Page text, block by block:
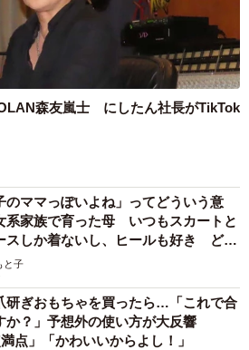
～7：45
〜10：40（※月曜～金曜分を一挙
森友嵐士 にしたん社長がTikTok
のママっぽいよね」ってどういう意
家族で育った母 いつもスカートと
スしか着ないし、ヒールも好き どの
と子
研ぎおもちゃを買ったら…「これで合
か？」予想外の使い方が大反響
満点」「かわいいからよし！」